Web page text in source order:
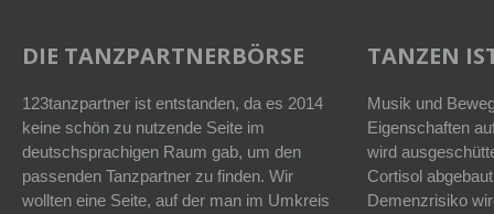
DIE TANZPARTNERBÖRSE
123tanzpartner ist entstanden, da es 2014
keine schön zu nutzende Seite im
deutschsprachigen Raum gab, um den
passenden Tanzpartner zu finden. Wir
wollten eine Seite, auf der man im Umkreis
TANZEN
Musik und
Eigenschaften
wird
Cortisol
Demenzrisiko